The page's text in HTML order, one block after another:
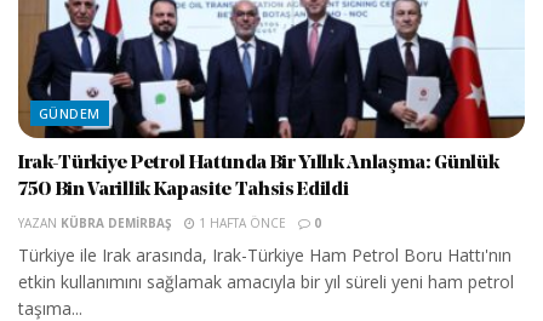
GÜNDEM
Irak-Türkiye Petrol Hattında Bir Yıllık Anlaşma: Günlük
750 Bin Varillik Kapasite Tahsis Edildi
YAZAN KÜBRA DEMIRBAŞ 1 HAFTA ÖNCE 0
Türkiye ile Irak arasında, Irak-Türkiye Ham Petrol Boru Hattı'nın
etkin kullanımını sağlamak amacıyla bir yıl süreli yeni ham petrol
taşıma...